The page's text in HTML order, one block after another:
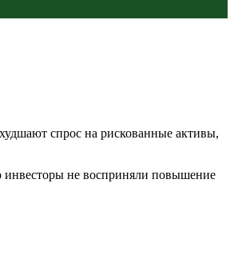
спрос на рискованные активы,
инвесторы не восприняли повышение